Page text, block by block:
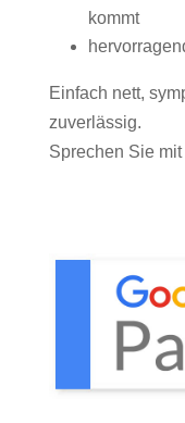
kommt
Einfach nett,
zuverlässig.
Sprechen Sie mit